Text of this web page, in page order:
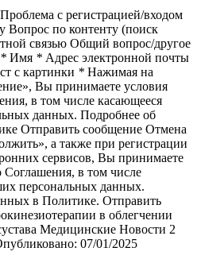
с регистрацией/входом
Вопрос по контенту (поиск
связью Общий вопрос/другое
* Имя * Адрес электронной почты
с картинки * Нажимая на
Вы принимаете условия
в том числе касающееся
данных. Подробнее об
Отправить сообщение Отмена
а также при регистрации
сервисов, Вы принимаете
Соглашения, в том числе
персональных данных.
в Политике. Отправить
в облегчении
Медицинские Новости 2
07/01/2025